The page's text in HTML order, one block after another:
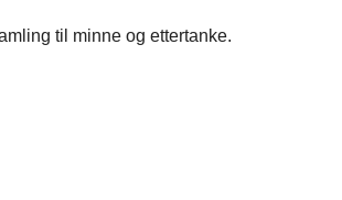
til minne og ettertanke.